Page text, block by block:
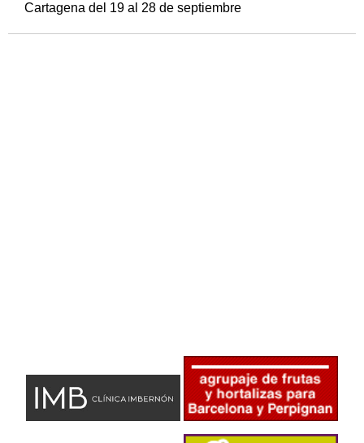
Cartagena del 19 al 28 de septiembre